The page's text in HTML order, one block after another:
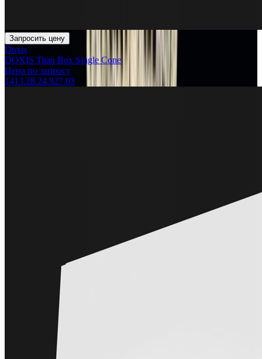
Запросить цену
Doxis
DOXIS Titan Box Single Cone
Цена по запросу
1413.28.24.927.03